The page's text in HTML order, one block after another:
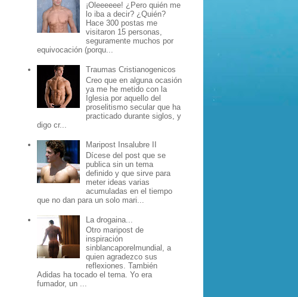
¡Oleeeeee! ¿Pero quién me
lo iba a decir? ¿Quién?
Hace 300 postas me
visitaron 15 personas,
seguramente muchos por
equivocación (porqu...
Traumas Cristianogenicos
Creo que en alguna ocasión
ya me he metido con la
Iglesia por aquello del
proselitismo secular que ha
practicado durante siglos, y
digo cr...
Maripost Insalubre II
Dícese del post que se
publica sin un tema
definido y que sirve para
meter ideas varias
acumuladas en el tiempo
que no dan para un solo mari...
La drogaina...
Otro maripost de
inspiración
sinblancaporelmundial, a
quien agradezco sus
reflexiones. También
Adidas ha tocado el tema. Yo era
fumador, un ...